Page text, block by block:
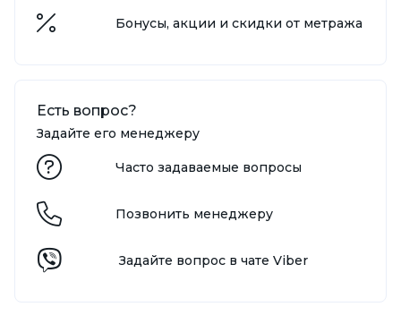
Бонусы, акции и скидки от метража
Есть вопрос?
Задайте его менеджеру
Часто задаваемые вопросы
Позвонить менеджеру
Задайте вопрос в чате Viber